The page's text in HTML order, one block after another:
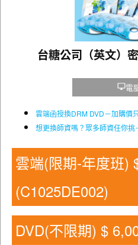
台糖公司（英文）
電
雲端函授換DRM DVD－加購價
想更換師資嗎？眾多師資任你挑
雲端(限期-年度班) $ 4,800
(C1025DE002)